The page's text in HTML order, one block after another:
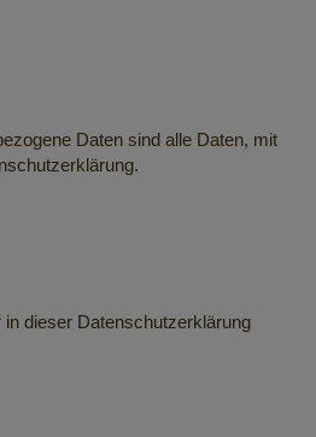
Daten sind alle Daten, mit
in dieser Datenschutzerklärung